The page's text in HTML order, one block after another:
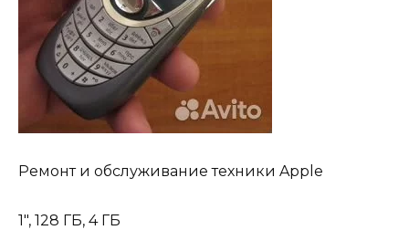
Ремонт и обслуживание техники Apple
1″, 128 ГБ, 4 ГБ